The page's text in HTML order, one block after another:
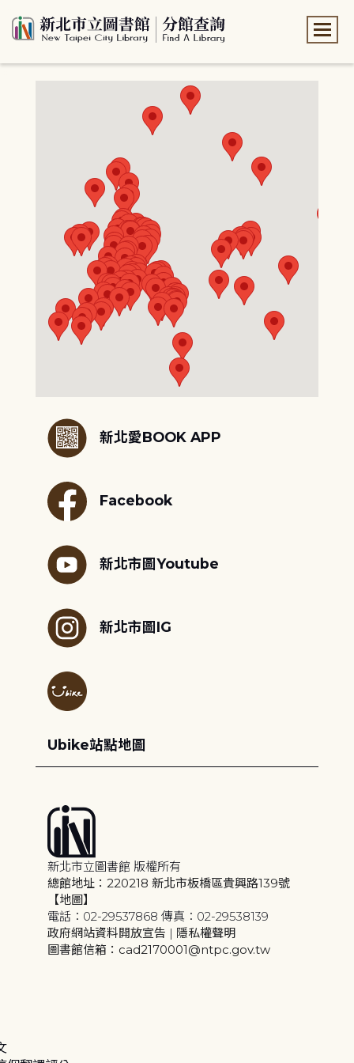
新北愛BOOK APP
Facebook
新北市圖Youtube
新北市圖IG
Ubike站點地圖
新北市立圖書館 版權所有
總館地址：220218 新北市板橋區貴興路139號
【地圖】
電話：02-29537868 傳真：02-29538139
政府網站資料開放宣告 | 隱私權聲明
圖書館信箱：cad2170001@ntpc.gov.tw